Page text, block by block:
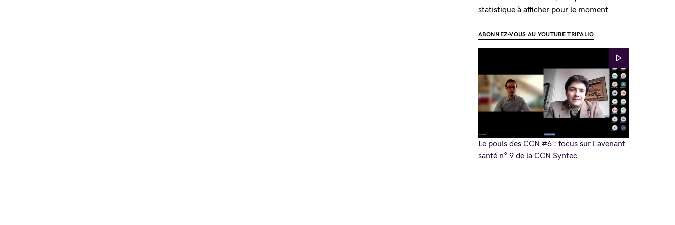
statistique à afficher pour le moment
ABONNEZ-VOUS AU YOUTUBE TRIPALIO
Le pouls des CCN #6 : focus sur l'avenant
santé n° 9 de la CCN Syntec